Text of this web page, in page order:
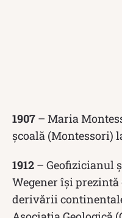
1907 – Maria
școală (Montessori)
1912 – Geofizicianul
Wegener își
derivării